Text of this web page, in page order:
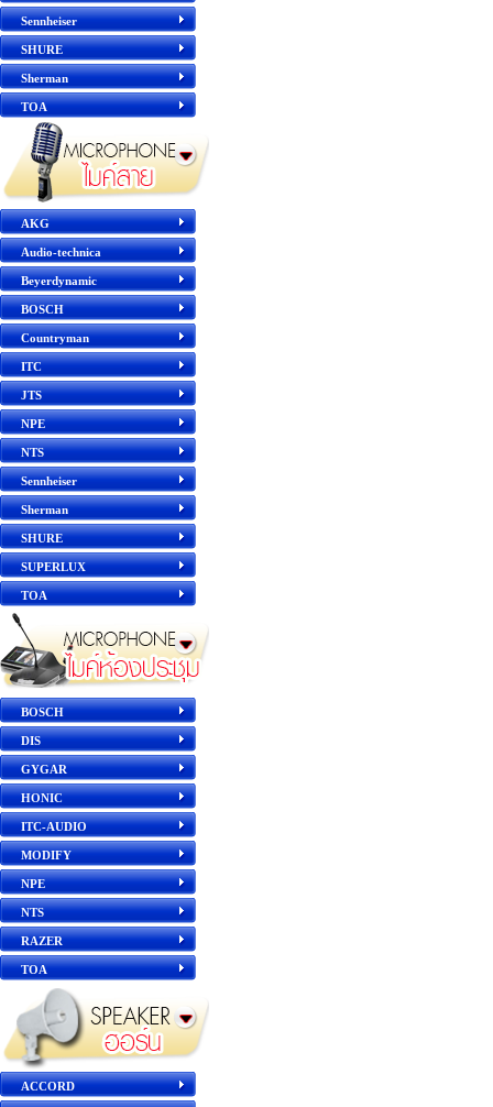
Sennheiser
SHURE
Sherman
TOA
AKG
Audio-technica
Beyerdynamic
BOSCH
Countryman
ITC
JTS
NPE
NTS
Sennheiser
Sherman
SHURE
SUPERLUX
TOA
BOSCH
DIS
GYGAR
HONIC
ITC-AUDIO
MODIFY
NPE
NTS
RAZER
TOA
ACCORD